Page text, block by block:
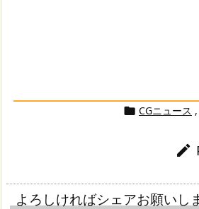
 CGニュース ,

よろしければシェアお願いし